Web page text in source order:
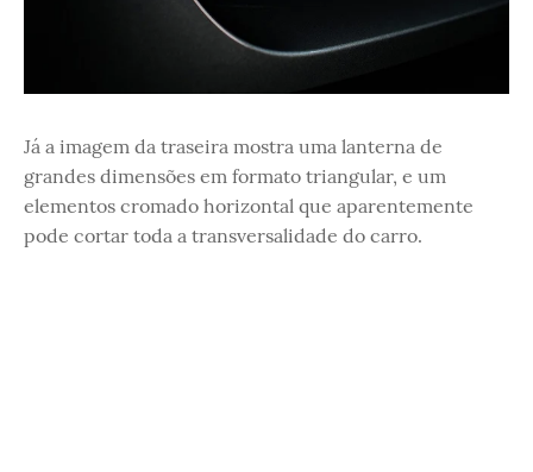
Já a imagem da traseira mostra uma lanterna de
grandes dimensões em formato triangular, e um
elementos cromado horizontal que aparentemente
pode cortar toda a transversalidade do carro.